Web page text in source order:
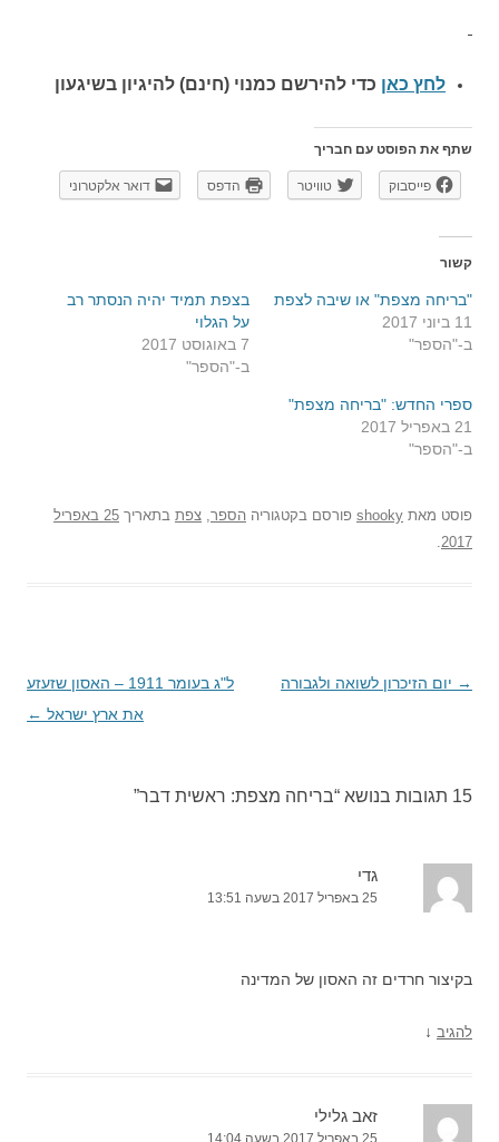
לחץ כאן כדי להירשם כמנוי (חינם) להיגיון בשיגעון
שתף את הפוסט עם חבריך
פייסבוק טוויטר הדפס דואר אלקטרוני
קשור
"בריחה מצפת" או שיבה לצפת
11 ביוני 2017
ב-"הספר"
בצפת תמיד יהיה הנסתר רב
על הגלוי
7 באוגוסט 2017
ב-"הספר"
ספרי החדש: "בריחה מצפת"
21 באפריל 2017
ב-"הספר"
פוסט מאת shooky פורסם בקטגוריה הספר צפת בתאריך
25 באפריל
2017
ניווט
→ יום הזיכרון לשואה ולגבורה
ל"ג בעומר 1911 – האסון שזעזע
את ארץ ישראל ←
15 תגובות בנושא “ בריחה מצפת: ראשית דבר”
גדי
25 באפריל 2017 בשעה 13:51
בקיצור חרדים זה האסון של המדינה
להגיב ↓
זאב גלילי
25 באפריל 2017 בשעה 14:04